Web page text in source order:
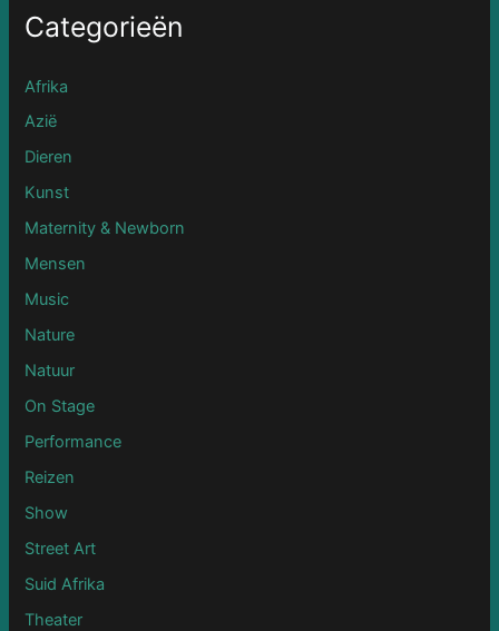
Categorieën
Afrika
Azië
Dieren
Kunst
Maternity & Newborn
Mensen
Music
Nature
Natuur
On Stage
Performance
Reizen
Show
Street Art
Suid Afrika
Theater